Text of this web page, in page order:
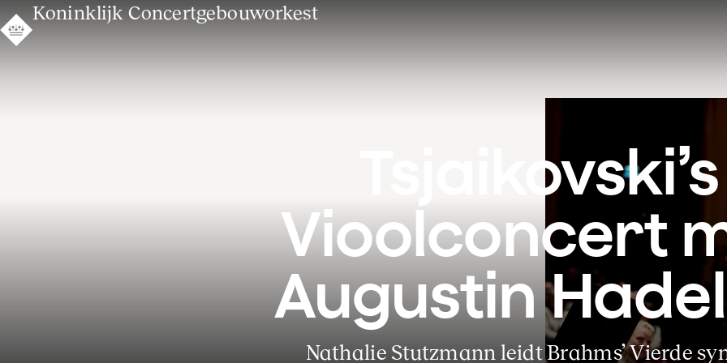
Koninklijk Concertgebouworkest
Tsjaikovski’s
Vioolconcert
Augustin
Nathalie Stutzmann leidt Brahms’ Vierde